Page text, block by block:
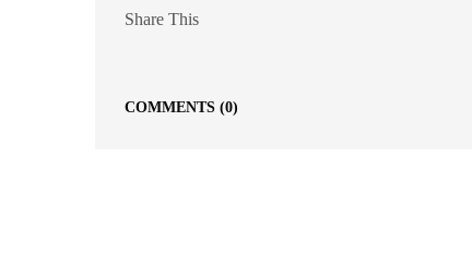
Share This
COMMENTS (0)